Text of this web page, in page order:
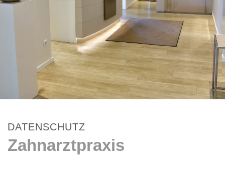
DATENSCHUTZ
Zahnarztpraxis